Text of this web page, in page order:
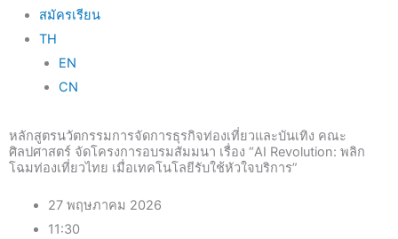
สมัครเรียน
TH
EN
CN
หลักสูตรนวัตกรรมการจัดการธุรกิจท่องเที่ยวและบันเทิง คณะ
ศิลปศาสตร์ จัดโครงการอบรมสัมมนา เรื่อง “AI Revolution: พลิก
โฉมท่องเที่ยวไทย เมื่อเทคโนโลยีรับใช้หัวใจบริการ”
27 พฤษภาคม 2026
11:30